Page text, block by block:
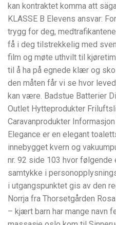
kan kontraktet komma att
KLASSE B Elevens ansvar:
trygg for deg,
få i deg tilstrekkelig med
film og møte uthvilt til
til å ha på egnede klær og
den måten får vi se hvor
kan være. Badstue Batterier
Outlet Hytteprodukter
Caravanprodukter
Elegance er en elegant
innebygget kvern og
nr. 92 side 103 hvor
samtykke i
i utgangspunktet gis av den
Norrja fra Thorsetgården
– kjært barn har mange navn